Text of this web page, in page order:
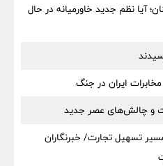
آیا نظم جدید خاورمیانه در حال
ایران در جنگ
و چالش‌های عصر جدید
تسهیل تجارت/ خبرنگاران